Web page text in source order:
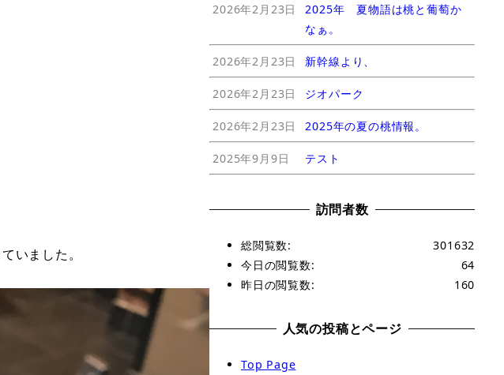
いました。
2026年2月23日
2025年 夏物語は桃と葡萄か
なぁ。
2026年2月23日 新幹線より、
2026年2月23日 ジオパーク
2026年2月23日 2025年の夏の桃情報。
2025年9月9日 テスト
訪問者数
301632
総閲覧数:
64
今日の閲覧数:
160
昨日の閲覧数:
人気の投稿とページ
Top Page